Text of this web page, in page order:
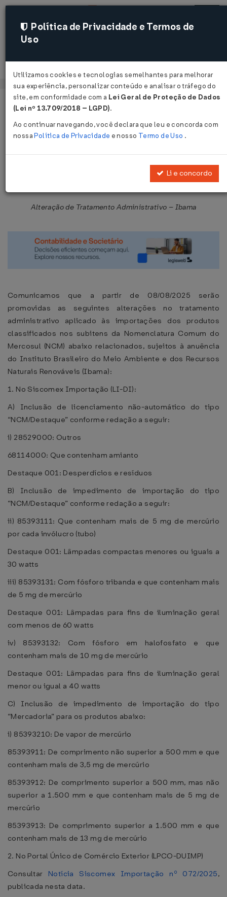
Acessar
Página Inicial Legislações
Notícia Siscomex Importação Nº 73
Alteração de Tratamento Administrativo – Ibama
Comunicamos que a partir de 08/08/2025 serão
promovidas as seguintes alterações no tratamento
administrativo aplicado às importações dos produtos
classificados nos subitens da Nomenclatura Comum do
Mercosul (NCM) abaixo relacionados, sujeitos à anuência
do Instituto Brasileiro do Meio Ambiente e dos Recursos
Naturais Renováveis (Ibama):
1. No Siscomex Importação (LI-DI):
A) Inclusão de licenciamento não-automático do tipo
“NCM/Destaque” conforme redação a seguir:
i) 28529000: Outros
68114000: Que contenham amianto
Destaque 001: Desperdícios e resíduos
B) Inclusão de impedimento de importação do tipo
“NCM/Destaque” conforme redação a seguir:
ii) 85393111: Que contenham mais de 5 mg de mercúrio
por cada invólucro (tubo)
Destaque 001: Lâmpadas compactas menores ou iguais a
30 watts
iii) 85393131: Com fósforo tribanda e que contenham mais
de 5 mg de mercúrio
Destaque 001: Lâmpadas para fins de iluminação geral
com menos de 60 watts
iv) 85393132: Com fósforo em halofosfato e que
contenham mais de 10 mg de mercúrio
Destaque 001: Lâmpadas para fins de iluminação geral
menor ou igual a 40 watts
C) Inclusão de impedimento de importação do tipo
“Mercadoria” para os produtos abaixo:
i) 85393210: De vapor de mercúrio
85393911: De comprimento não superior a 500 mm e que
contenham mais de 3,5 mg de mercúrio
85393912: De comprimento superior a 500 mm, mas não
superior a 1.500 mm e que contenham mais de 5 mg de
mercúrio
85393913: De comprimento superior a 1.500 mm e que
contenham mais de 13 mg de mercúrio
2. No Portal Único de Comércio Exterior (LPCO-DUIMP)
Consultar Notícia Siscomex Importação nº 072/2025,
publicada nesta data.
Política de Privacidade e Termos de
Uso
Utilizamos cookies e tecnologias semelhantes para melhorar
sua experiência, personalizar conteúdo e analisar o tráfego do
site, em conformidade com a Lei Geral de Proteção de Dados
(Lei nº 13.709/2018 – LGPD).
Ao continuar navegando, você declara que leu e concorda com
nossaPolítica de Privacidade e nosso Termo de Uso .
Li e concordo